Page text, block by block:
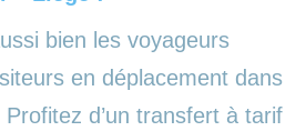
bien les voyageurs
en déplacement dans
Profitez d’un transfert à tarif